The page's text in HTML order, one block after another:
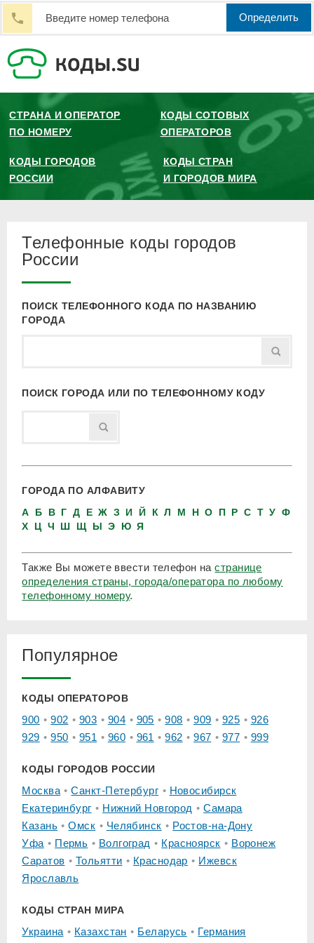
Определить
СТРАНА И ОПЕРАТОР
ПО НОМЕРУ
КОДЫ СОТОВЫХ
ОПЕРАТОРОВ
КОДЫ ГОРОДОВ
РОССИИ
КОДЫ СТРАН
И ГОРОДОВ МИРА
Телефонные коды городов
России
ПОИСК ТЕЛЕФОННОГО КОДА ПО НАЗВАНИЮ
ГОРОДА
ПОИСК ГОРОДА ИЛИ ПО ТЕЛЕФОННОМУ КОДУ
ГОРОДА ПО АЛФАВИТУ
А
Б В Г Д Е Ж З И Й К Л М Н О П Р С Т У Ф
Х
Ц Ч Ш Щ Ы Э Ю Я
Также Вы можете ввести телефон настранице
определения страны, города/оператора по любому
телефонному номеру.
Популярное
КОДЫ ОПЕРАТОРОВ
900 902 903 904 905 908 909 925
926
929
950 951 960 961 962 967 977 999
КОДЫ ГОРОДОВ РОССИИ
Москва Санкт-Петербург
Новосибирск
Екатеринбург
Нижний Новгород
Самара
Казань
Омск Челябинск
Ростов-на-Дону
Уфа
Пермь Волгоград Красноярск
Воронеж
Саратов
Тольятти Краснодар
Ижевск
Ярославль
КОДЫ СТРАН МИРА
Украина Казахстан Беларусь Германия